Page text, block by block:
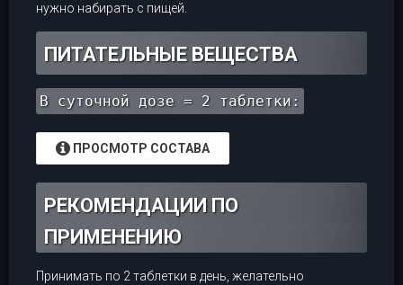
нужно набирать с пищей.
ПИТАТЕЛЬНЫЕ ВЕЩЕСТВА
В суточной дозе = 2 таблетки:
ПРОСМОТР СОСТАВА
РЕКОМЕНДАЦИИ ПО
ПРИМЕНЕНИЮ
Принимать по 2 таблетки в день, желательно